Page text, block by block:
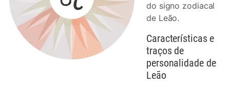
do signo zodiacal
de Leão.
Características e
traços de
personalidade de
Leão